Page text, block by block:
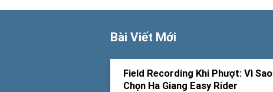
Bài Viết Mới
Field Recording Khi Phượt: Vì Sao
Chọn Ha Giang Easy Rider